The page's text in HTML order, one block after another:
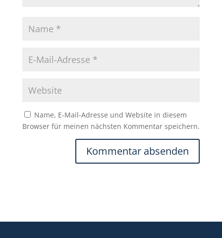
Name, E-Mail-Adresse und Website in diesem
Browser für meinen nächsten Kommentar speichern.